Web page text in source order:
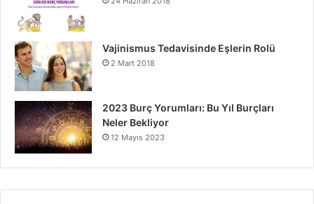
Vajinismus Tedavisinde Eşlerin Rolü
2 Mart 2018
2023 Burç Yorumları: Bu Yıl Burçları
Neler Bekliyor
12 Mayıs 2023